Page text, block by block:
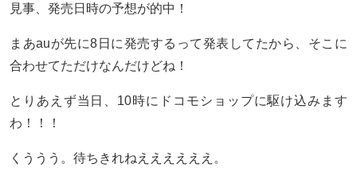
見事、発売日時の予想が的中！
まあauが先に8日に発売するって発表してたから、そこに
合わせてただけなんだけどね！
とりあえず当日、10時にドコモショップに駆け込みます
わ！！！
くううう。待ちきれねええええええ。